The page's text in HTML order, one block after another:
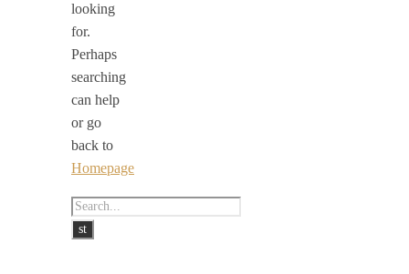
looking
for.
Perhaps
searching
can help
or go
back to
Homepage